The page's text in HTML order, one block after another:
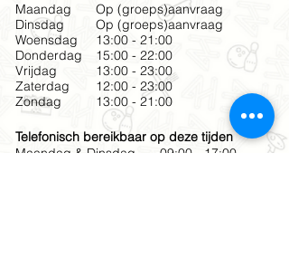
Op (groeps)aanvraag
Op (groeps)aanvraag
13:00 - 21:00
15:00 - 22:00
13:00 - 23:00
12:00 - 23:00
13:00 - 21:00
Maandag
Dinsdag
Woensdag
Donderdag
Vrijdag
Zaterdag
Zondag
Telefonisch bereikbaar op deze tijden
Maandag & Dinsdag
09:00 - 17:00